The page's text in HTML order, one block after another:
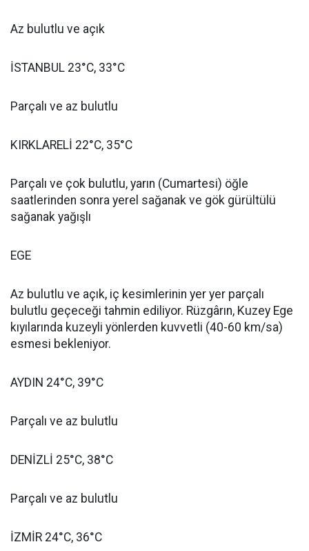
Az bulutlu ve açık
İSTANBUL 23°C, 33°C
Parçalı ve az bulutlu
KIRKLARELİ 22°C, 35°C
Parçalı ve çok bulutlu, yarın (Cumartesi) öğle
saatlerinden sonra yerel sağanak ve gök gürültülü
sağanak yağışlı
EGE
Az bulutlu ve açık, iç kesimlerinin yer yer parçalı
bulutlu geçeceği tahmin ediliyor. Rüzgârın, Kuzey Ege
kıyılarında kuzeyli yönlerden kuvvetli (40-60 km/sa)
esmesi bekleniyor.
AYDIN 24°C, 39°C
Parçalı ve az bulutlu
DENİZLİ 25°C, 38°C
Parçalı ve az bulutlu
İZMİR 24°C, 36°C